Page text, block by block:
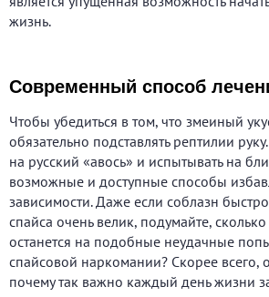
жизнь.
Современный способ
Чтобы убедиться в том, что змеиный
обязательно подставлять рептилии
на русский «авось» и испытывать на
возможные и доступные способы
зависимости. Даже если соблазн
спайса очень велик, подумайте,
останется на подобные неудачные
спайсовой наркомании? Скорее всего,
почему так важно каждый день жизни